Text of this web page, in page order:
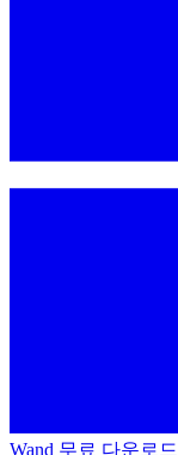
Wand 무료 다운로드